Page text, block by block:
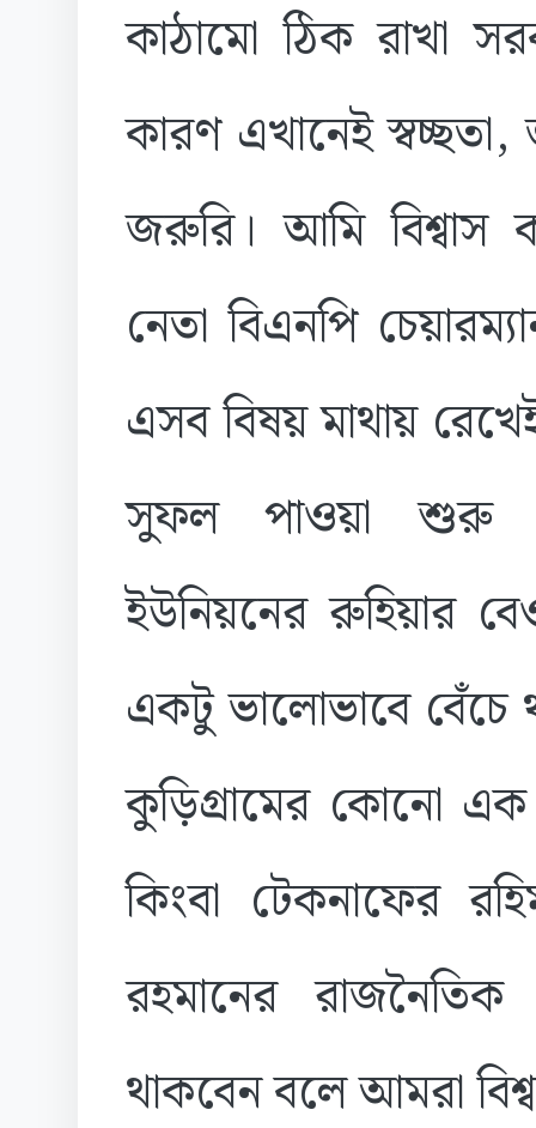
কাঠামো ঠিক রাখা
কারণ এখানেই স্বচ্ছতা,
জরুরি। আমি বিশ্বাস
নেতা বিএনপি
এসব বিষয় মাথায়
সুফল পাওয়া শুরু
ইউনিয়নের রুহিয়ার
একটু ভালোভাবে
কুড়িগ্রামের কোনো এক
কিংবা টেকনাফের
রহমানের
থাকবেন বলে আমরা